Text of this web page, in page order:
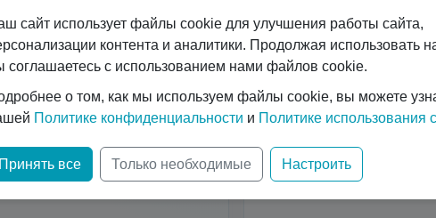
криоцилиндры, баллоны
телеметрия, расходники
Если вы являетесь
актуальным
тогда для вас
сайт использует файлы cookie для улучшения работы сайта,
контента и аналитики. Продолжая использовать
соглашаетесь с использованием нами файлов cookie.
о том, как мы используем файлы cookie, вы можете
Политике конфиденциальности и Политике использования
Принять все Только необходимые Настроить